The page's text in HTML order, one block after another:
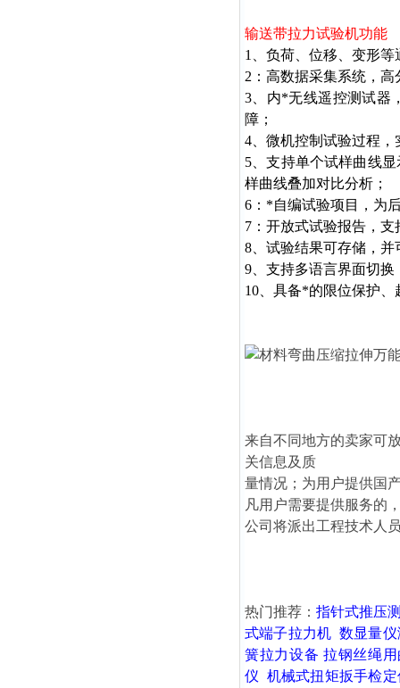
输送带拉力试验机功能
1、负荷、位移、变形
2：高数据采集系统，
3、内*无线遥控测试器
障；
4、微机控制试验过程
5、支持单个试样曲线
样曲线叠加对比分析；
6：*自编试验项目，为
7：开放式试验报告，
8、试验结果可存储，
9、支持多语言界面切
10、具备*的限位保护
来自不同地方的卖家可
关信息及质
量情况；为用户提供国
凡用户需要提供服务的
公司将派出工程技术人
热门推荐： 指针式推压
式端子拉力机 数显量
簧拉力设备 拉钢丝绳
仪 机械式扭矩扳手检定